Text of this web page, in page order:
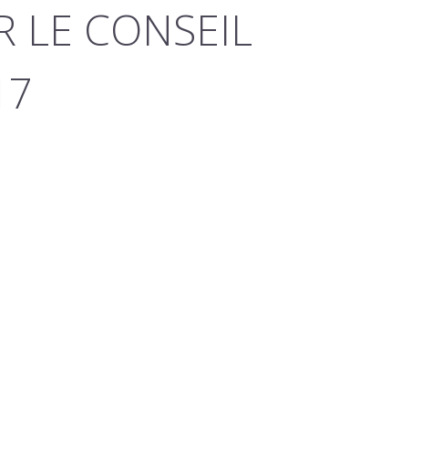
LE CONSEIL